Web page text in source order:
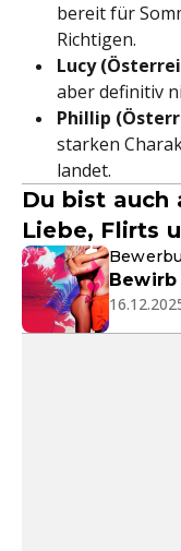
bereit für
Richtigen.
Lucy
aber definitiv
Phillip
starken
landet.
Du bist auch
Liebe, Flirts